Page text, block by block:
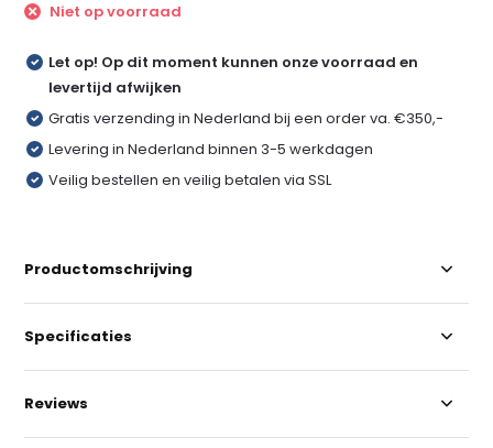
Niet op voorraad
Let op! Op dit moment kunnen onze voorraad en
levertijd afwijken
Gratis verzending in Nederland bij een order va. €350,-
Levering in Nederland binnen 3-5 werkdagen
Veilig bestellen en veilig betalen via SSL
Productomschrijving
Specificaties
Reviews